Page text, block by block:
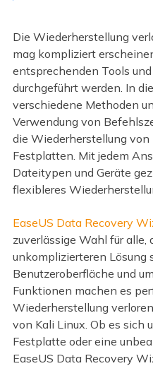
Die Wiederherstellung
mag kompliziert
entsprechenden Tools
durchgeführt werden. In
verschiedene Methoden
Verwendung von
die Wiederherstellung
Festplatten. Mit jedem
Dateitypen und Geräte
flexibleres
EaseUS Data Recovery
zuverlässige Wahl für alle,
unkomplizierteren Lösung
Benutzeroberfläche und
Funktionen machen es
Wiederherstellung
von Kali Linux. Ob es sich
Festplatte oder eine
EaseUS Data Recovery